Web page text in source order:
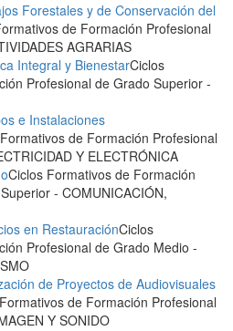
Forestales y de Conservación del
de Formación Profesional
AGRARIAS
Integral y BienestarCiclos
Profesional de Grado Superior -
e Instalaciones
de Formación Profesional
Y ELECTRÓNICA
Ciclos Formativos de Formación
- COMUNICACIÓN,
en RestauraciónCiclos
Profesional de Grado Medio -
de Proyectos de Audiovisuales
de Formación Profesional
Y SONIDO